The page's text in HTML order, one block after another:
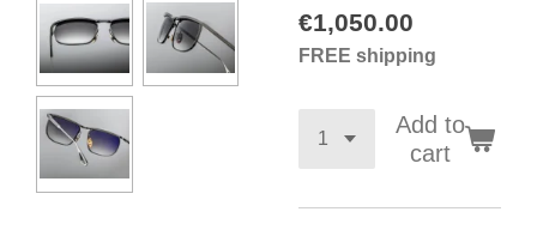
€1,050.00
FREE shipping
Add to
cart